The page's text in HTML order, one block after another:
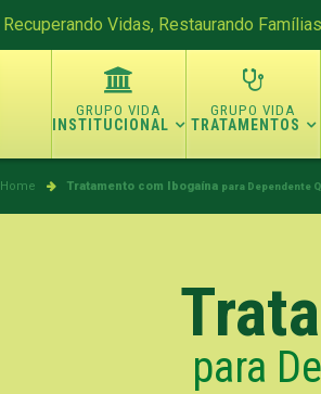
Recuperando Vidas, Restaurando
INSTITUCIONAL TRATAMENTOS
Home Tratamento com Ibogaína para Dependente
para